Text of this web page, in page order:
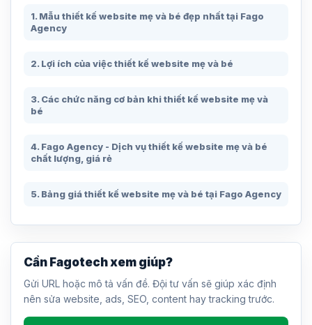
1. Mẫu thiết kế website mẹ và bé đẹp nhất tại Fago
Agency
2. Lợi ích của việc thiết kế website mẹ và bé
3. Các chức năng cơ bản khi thiết kế website mẹ và
bé
4. Fago Agency - Dịch vụ thiết kế website mẹ và bé
chất lượng, giá rẻ
5. Bảng giá thiết kế website mẹ và bé tại Fago Agency
Cần Fagotech xem giúp?
Gửi URL hoặc mô tả vấn đề. Đội tư vấn sẽ giúp xác định
nên sửa website, ads, SEO, content hay tracking trước.